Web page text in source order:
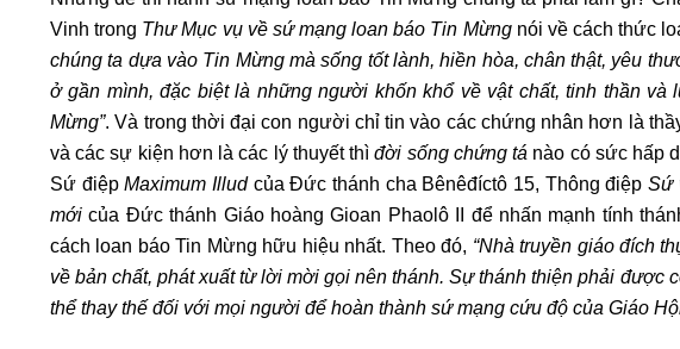
Vinh trong Thư Mục vụ về sứ mạng loan báo Tin Mừngnói về cách thức
chúng ta dựa vào Tin Mừng mà sống tốt lành, hiền hòa, chân thật, yêu
ở gần mình, đặc biệt là những người khốn khổ về vật chất, tinh thần
Mừng”. Và trong thời đại con người chỉ tin vào các chứng nhân hơn là
và các sự kiện hơn là các lý thuyết thìđời sống chứng tá nào có sức hấp
Sứ điệpMaximum Illudcủa Đức thánh cha Bênêđíctô 15, Thông điệpSứ
mới của Đức thánh Giáo hoàng Gioan Phaolô II để nhấn mạnh tính
cách loan báo Tin Mừng hữu hiệu nhất. Theo đó, “Nhà truyền giáo đích
về bản chất, phát xuất từ lời mời gọi nên thánh. Sự thánh thiện phải được
thể thay thế đối với mọi người để hoàn thành sứ mạng cứu độ của Giáo